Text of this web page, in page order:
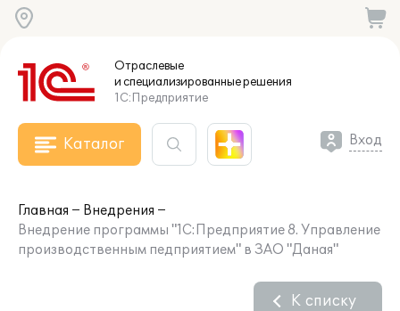
Отраслевые
и специализированныерешения
1С:Предприятие
Каталог Вход
Главная
Внедрения
Внедрение программы "1С:Предприятие 8. Управление
производственным педприятием" в ЗАО "Даная"
К списку